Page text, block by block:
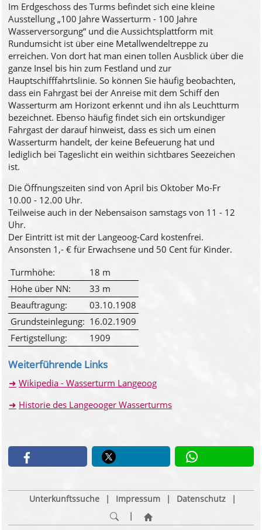
Im Erdgeschoss des Turms befindet sich eine kleine
Ausstellung „100 Jahre Wasserturm - 100 Jahre
Wasserversorgung“ und die Aussichtsplattform mit
Rundumsicht ist über eine Metallwendeltreppe zu
erreichen. Von dort hat man einen tollen Ausblick über die
ganze Insel bis hin zum Festland und zur
Hauptschifffahrtslinie. So können Sie häufig beobachten,
dass ein Fahrgast bei der Anreise mit dem Schiff den
Wasserturm am Horizont erkennt und ihn als Leuchtturm
bezeichnet. Ebenso häufig findet sich ein ortskundiger
Fahrgast der darauf hinweist, dass es sich um einen
Wasserturm handelt, der keine Befeuerung hat und
lediglich bei Tageslicht ein weithin sichtbares Seezeichen
ist.
Die Öffnungszeiten sind von April bis Oktober Mo-Fr
10.00 - 12.00 Uhr.
Teilweise auch in der Nebensaison samstags von 11 - 12
Uhr.
Der Eintritt ist mit der Langeoog-Card kostenfrei.
Ansonsten 1,- € für Erwachsene und 50 Cent für Kinder.
Turmhöhe:
18 m
Höhe über NN:
33 m
Beauftragung:
03.10.1908
Grundsteinlegung: 16.02.1909
Fertigstellung:
1909
Weiterführende Links
Wikipedia - Wasserturm Langeoog
Historie des Langeooger Wasserturms
Unterkunftssuche | Impressum | Datenschutz
|
|